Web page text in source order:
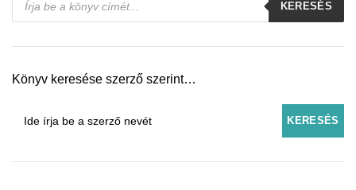
search
KERESÉS
Könyv keresése szerző szerint…